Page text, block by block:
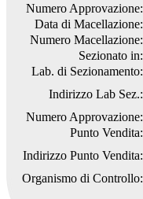
Numero Approvazione:
Data di Macellazione:
Numero Macellazione:
Sezionato in:
Lab. di Sezionamento:
Indirizzo Lab Sez.:
Numero Approvazione:
Punto Vendita:
Indirizzo Punto Vendita:
Organismo di Controllo: